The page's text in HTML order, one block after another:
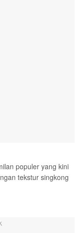
populer yang kini
tekstur singkong